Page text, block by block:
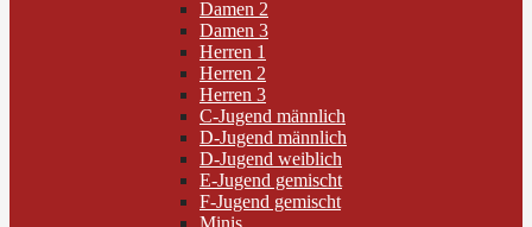
Damen 2
Damen 3
Herren 1
Herren 2
Herren 3
C-Jugend männlich
D-Jugend männlich
D-Jugend weiblich
E-Jugend gemischt
F-Jugend gemischt
Minis